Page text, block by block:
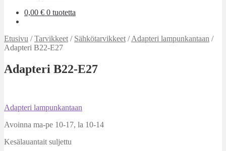
0,00 € 0 tuotetta
Etusivu /Tarvikkeet / Sähkötarvikkeet /Adapteri lampunkantaan /
Adapteri B22-E27
Adapteri B22-E27
Artikkelien
selaus
Edellinen
Adapteri lampunkantaan
Avoinna ma-pe 10-17, la 10-14
Kesälauantait suljettu